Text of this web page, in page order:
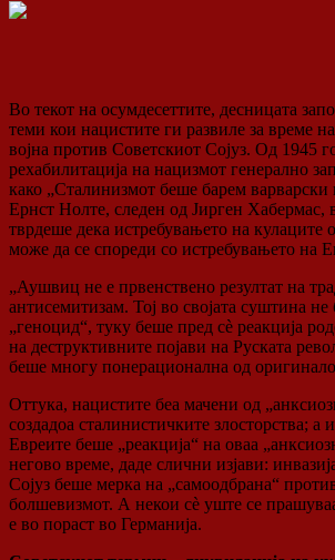
Во текот на осумдесеттите, десницата
теми кои нацистите ги развиле за време
војна против Советскиот Сојуз. Од 1945
рехабилитација на нацизмот генерално
како „Сталинизмот беше барем варварски
Ернст Нолте, следен од Јирген Хабермас,
тврдеше дека истребувањето на кулаците
може да се спореди со истребувањето на
„Аушвиц не е првенствено резултат на
антисемитизам. Тој во својата суштина
„геноцид“, туку беше пред сè реакција
на деструктивните појави на Руската
беше многу понерационална од
Оттука, нацистите беа мачени од
создадоа сталинистичките злосторства; а
Евреите беше „реакција“ на оваа
негово време, даде слични изјави:
Сојуз беше мерка на „самоодбрана“
болшевизмот. А некои сè уште се
е во пораст во Германија.